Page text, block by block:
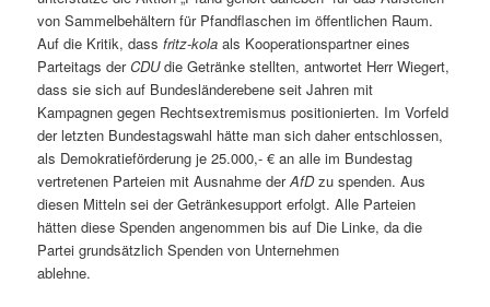
von Sammelbehältern für Pfandflaschen im öffentlichen Raum.
Auf die Kritik, dassfritz-kola als Kooperationspartner eines
Parteitags derCDUdie Getränke stellten, antwortet Herr Wiegert,
dass sie sich auf Bundesländerebene seit Jahren mit
Kampagnen gegen Rechtsextremismus positionierten. Im Vorfeld
der letzten Bundestagswahl hätte man sich daher entschlossen,
als Demokratieförderung je 25.000,- € an alle im Bundestag
vertretenen Parteien mit Ausnahme derAfDzu spenden. Aus
diesen Mitteln sei der Getränkesupport erfolgt. Alle Parteien
hätten diese Spenden angenommen bis auf Die Linke, da die
Partei grundsätzlich Spenden von Unternehmen
ablehne.